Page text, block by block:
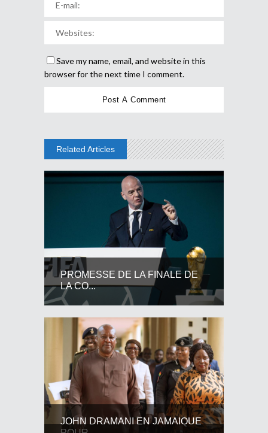
Save my name, email, and website in this
browser for the next time I comment.
Related Articles
PROMESSE DE LA FINALE DE
LA CO...
JOHN DRAMANI EN JAMAIQUE